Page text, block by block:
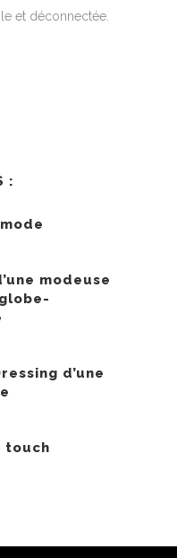
et déconnectée.
:
modeuse
d’une
touch